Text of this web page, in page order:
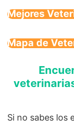
Mejores
Mapa de
Si no sabes los